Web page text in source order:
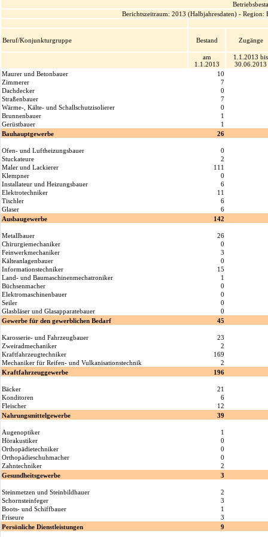
Berichtszeitraum: 2013 (Halbjahresdaten) -
Beruf/Konjunkturgruppe Bestand Zugänge
am
1.1.2013
1.1.2013 bis
30.06.2013
Maurer und Betonbauer
10
Zimmerer
7
Dachdecker
0
Straßenbauer
7
Wärme-, Kälte- und Schallschutzisolierer
0
Brunnenbauer
1
Gerüstbauer
1
Bauhauptgewerbe
26
Ofen- und Luftheizungsbauer
0
Stuckateure
2
Maler und Lackierer
111
Klempner
0
Installateur und Heizungsbauer
6
Elektrotechniker
11
Tischler
6
Glaser
6
Ausbaugewerbe
142
Metallbauer
26
Chirurgiemechaniker
0
Feinwerkmechaniker
3
Kälteanlagenbauer
0
Informationstechniker
15
Land- und Baumaschinenmechatroniker
1
Büchsenmacher
0
Elektromaschinenbauer
0
Seiler
0
Glasbläser und Glasapparatebauer
0
Gewerbe für den gewerblichen Bedarf
45
Karosserie- und Fahrzeugbauer
23
Zweiradmechaniker
2
Kraftfahrzeugtechniker
169
Mechaniker für Reifen- und Vulkanisationstechnik
2
Kraftfahrzeuggewerbe
196
Bäcker
21
Konditoren
6
Fleischer
12
Nahrungsmittelgewerbe
39
Augenoptiker
1
Hörakustiker
0
Orthopädietechniker
0
Orthopädieschuhmacher
0
Zahntechniker
2
Gesundheitsgewerbe
3
Steinmetzen und Steinbildhauer
2
Schornsteinfeger
3
Boots- und Schiffbauer
1
Friseure
3
Persönliche Dienstleistungen
9